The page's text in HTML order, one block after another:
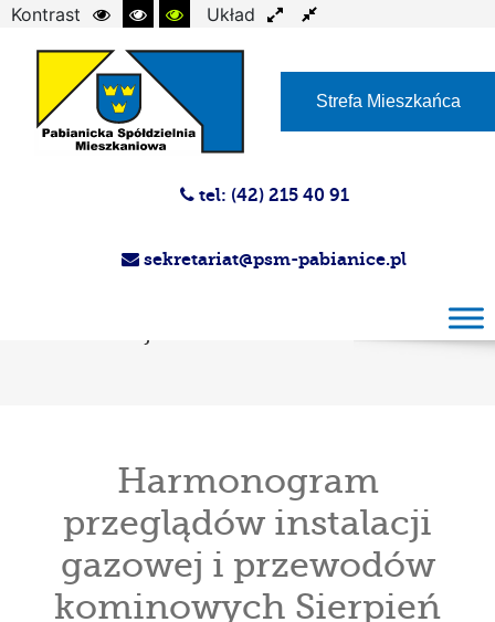
Kontrast
Układ
Strefa Mieszkańca
tel: (42) 215 40 91
sekretariat@psm-pabianice.pl
gazowej i przewodów kominowych Sierpień
Harmonogram
przeglądów instalacji
gazowej i przewodów
kominowych Sierpień